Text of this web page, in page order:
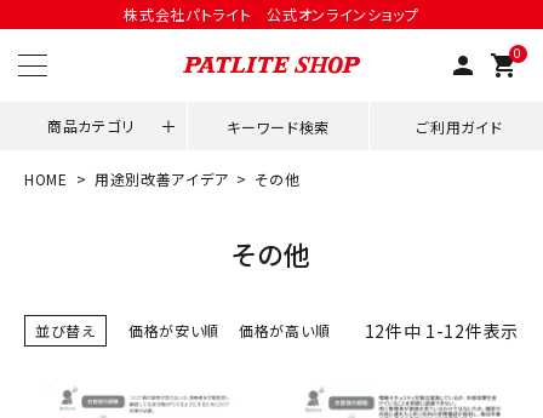
株式会社パトライト 公式オンラインショップ
person 0
shopping_cart
商品カテゴリ キーワード検索 ご利用ガイド
HOME 用途別改善アイデア その他
その他
並び替え 価格が安い順 価格が高い順 12件中 1-12件表示